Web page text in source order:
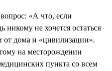
«А что, если
никому не хочется остаться
дома и «цивилизации».
на месторождении
пункта со всем